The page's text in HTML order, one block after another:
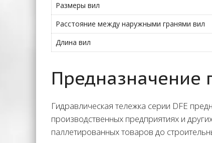
Размеры вил
Расстояние между наружными гранями вил
Длина вил
Предназначение
Гидравлическая тележка серии DFE
производственных предприятиях и
паллетированных товаров до